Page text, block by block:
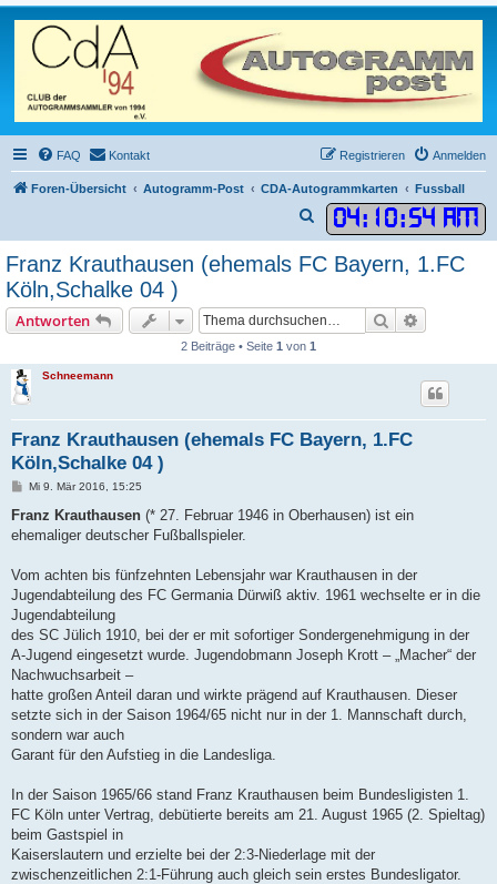
FAQ Kontakt Anmelden
Registrieren
Foren-Übersicht Autogramm-Post CDA-Autogrammkarten Fussball
04: 10:54 AM
u
c
e
Franz Krauthausen (ehemals FC Bayern, 1.FC
Köln,Schalke 04 )
Antworten Suche
2 Beiträge • Seite 1 von 1
Schneemann
Franz Krauthausen (ehemals FC Bayern, 1.FC
Köln,Schalke 04 )
B
i
r
Mi 9. Mär 2016, 15:25
Franz Krauthausen (* 27. Februar 1946 in Oberhausen) ist ein
ehemaliger deutscher Fußballspieler.
Vom achten bis fünfzehnten Lebensjahr war Krauthausen in der
Jugendabteilung des FC Germania Dürwiß aktiv. 1961 wechselte er in die
Jugendabteilung
des SC Jülich 1910, bei der er mit sofortiger Sondergenehmigung in der
A-Jugend eingesetzt wurde. Jugendobmann Joseph Krott – „Macher“ der
Nachwuchsarbeit –
hatte großen Anteil daran und wirkte prägend auf Krauthausen. Dieser
setzte sich in der Saison 1964/65 nicht nur in der 1. Mannschaft durch,
sondern war auch
Garant für den Aufstieg in die Landesliga.
In der Saison 1965/66 stand Franz Krauthausen beim Bundesligisten 1.
FC Köln unter Vertrag, debütierte bereits am 21. August 1965 (2. Spieltag)
beim Gastspiel in
Kaiserslautern und erzielte bei der 2:3-Niederlage mit der
zwischenzeitlichen 2:1-Führung auch gleich sein erstes Bundesligator.